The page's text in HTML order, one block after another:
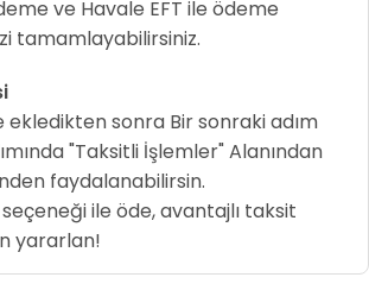
ve Havale EFT ile ödeme
tamamlayabilirsiniz.
ekledikten sonra Bir sonraki adım
"Taksitli İşlemler" Alanından
faydalanabilirsin.
seçeneği ile öde, avantajlı taksit
yararlan!